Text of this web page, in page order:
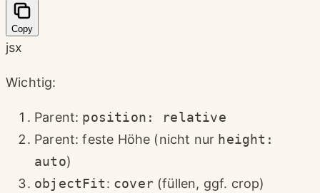
Copy
jsx
Wichtig:
Parent: position: relative
Parent: feste Höhe (nicht nur height:
auto)
objectFit: cover(füllen, ggf. crop)